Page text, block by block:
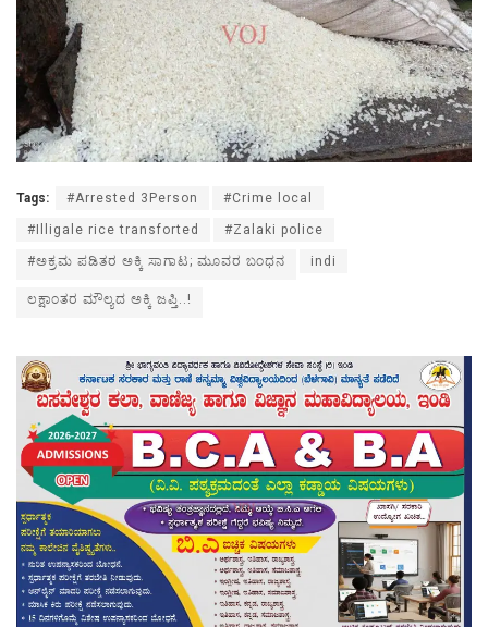
Tags: #Arrested 3Person #Crime local
#Illigale rice transforted #Zalaki police
#ಅಕ್ರಮ ಪಡಿತರ ಅಕ್ಕಿ ಸಾಗಾಟ; ಮೂವರ ಬಂಧನ indi
ಲಕ್ಷಾಂತರ ಮೌಲ್ಯದ ಅಕ್ಕಿ ಜಪ್ತಿ..!